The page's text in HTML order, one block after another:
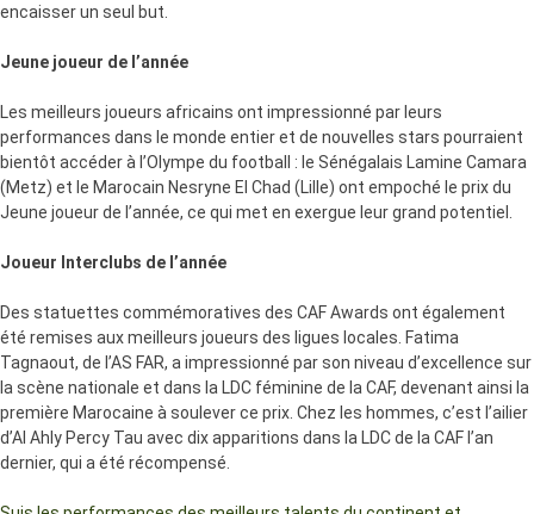
encaisser un seul but.
Jeune joueur de l’année
Les meilleurs joueurs africains ont impressionné par leurs
performances dans le monde entier et de nouvelles stars pourraient
bientôt accéder à l’Olympe du football : le Sénégalais Lamine Camara
(Metz) et le Marocain Nesryne El Chad (Lille) ont empoché le prix du
Jeune joueur de l’année, ce qui met en exergue leur grand potentiel.
Joueur Interclubs de l’année
Des statuettes commémoratives des CAF Awards ont également
été remises aux meilleurs joueurs des ligues locales. Fatima
Tagnaout, de l’AS FAR, a impressionné par son niveau d’excellence sur
la scène nationale et dans la LDC féminine de la CAF, devenant ainsi la
première Marocaine à soulever ce prix. Chez les hommes, c’est l’ailier
d’Al Ahly Percy Tau avec dix apparitions dans la LDC de la CAF l’an
dernier, qui a été récompensé.